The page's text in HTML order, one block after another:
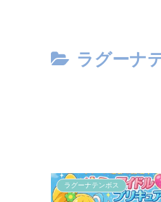
ラグーナ
ラグーナテンボス